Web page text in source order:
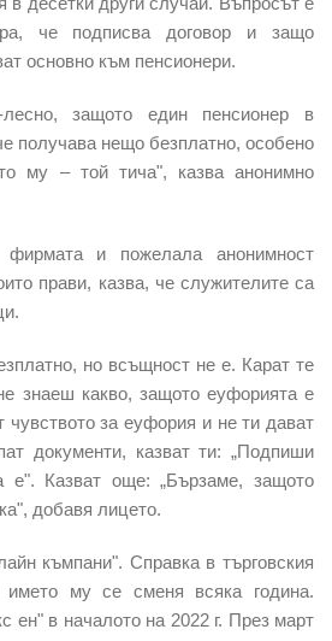
че подписва договор и защо
основно към пенсионери.
защото един пенсионер в
получава нещо безплатно, особено
му – той тича", казва анонимно
и пожелала анонимност
прави, казва, че служителите са
но всъщност не е. Карат те
знаеш какво, защото еуфорията е
чувството за еуфория и не ти дават
документи, казват ти: „Подпиши
е". Казват още: „Бързаме, защото
добавя лицето.
къмпани". Справка в търговския
името му се сменя всяка година.
ен" в началото на 2022 г. През март